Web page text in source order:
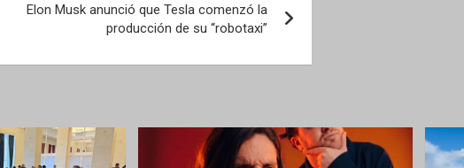
Elon Musk anunció que Tesla comenzó la
producción de su “robotaxi”